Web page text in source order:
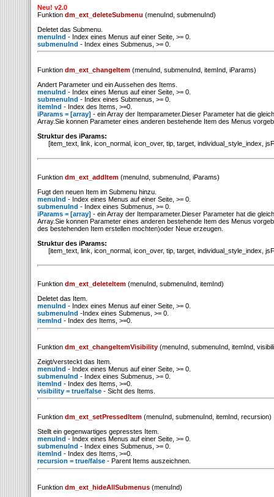
Neu! v2.0
Funktion dm_ext_deleteSubmenu (menuInd, submenuInd)
Deletet das Submenu.
menuInd - Index eines Menus auf einer Seite, >= 0.
submenuInd - Index eines Submenus, >= 0.
Funktion dm_ext_changeItem (menuInd, submenuInd, itemInd, iParams)
Andert Parameter und ein Aussehen des Items.
menuInd - Index eines Menus auf einer Seite, >= 0.
submenuInd - Index eines Submenus, >= 0.
itemInd - Index des Items, >=0.
iParams = [array] - ein Array der Itemparameter.Dieser Parameter hat die
Array.Sie konnen Parameter eines anderen bestehende Item des Menus
Struktur des iParams:
[item_text, link, icon_normal, icon_over, tip, target, individual_style_index,
Funktion dm_ext_addItem (menuInd, submenuInd, iParams)
Fugt den neuen Item im Submenu hinzu.
menuInd - Index eines Menus auf einer Seite, >= 0.
submenuInd - Index eines Submenus, >= 0.
iParams = [array] - ein Array der Itemparameter.Dieser Parameter hat die
Array.Sie konnen Parameter eines anderen bestehende Item des Menus
des bestehenden Item erstellen mochten)oder Neue erzeugen.
Struktur des iParams:
[item_text, link, icon_normal, icon_over, tip, target, individual_style_index,
Funktion dm_ext_deleteItem (menuInd, submenuInd, itemInd)
Deletet das Item.
menuInd - Index eines Menus auf einer Seite, >= 0.
submenuInd -Index eines Submenus, >= 0.
itemInd - Index des Items, >=0.
Funktion dm_ext_changeItemVisibility (menuInd, submenuInd, itemInd,
Zeigt/versteckt das Item.
menuInd - Index eines Menus auf einer Seite, >= 0.
submenuInd - Index eines Submenus, >= 0.
itemInd - Index des Items, >=0.
visibility = true/false - Sicht des Items.
Funktion dm_ext_setPressedItem (menuInd, submenuInd, itemInd, recursion)
Stellt ein gegenwartiges gepresstes Item.
menuInd - Index eines Menus auf einer Seite, >= 0.
submenuInd - Index eines Submenus, >= 0.
itemInd - Index des Items, >=0.
recursion = true/false - Parent Items auszeichnen.
Funktion dm_ext_hideAllSubmenus (menuInd)